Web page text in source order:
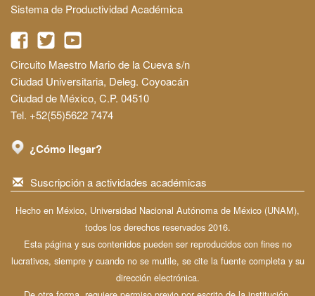
Sistema de Productividad Académica
Circuito Maestro Mario de la Cueva s/n
Ciudad Universitaria, Deleg. Coyoacán
Ciudad de México, C.P. 04510
Tel. +52(55)5622 7474
¿Cómo llegar?
Suscripción a actividades académicas
Hecho en México, Universidad Nacional Autónoma de México (UNAM),
todos los derechos reservados 2016.
Esta página y sus contenidos pueden ser reproducidos con fines no
lucrativos, siempre y cuando no se mutile, se cite la fuente completa y su
dirección electrónica.